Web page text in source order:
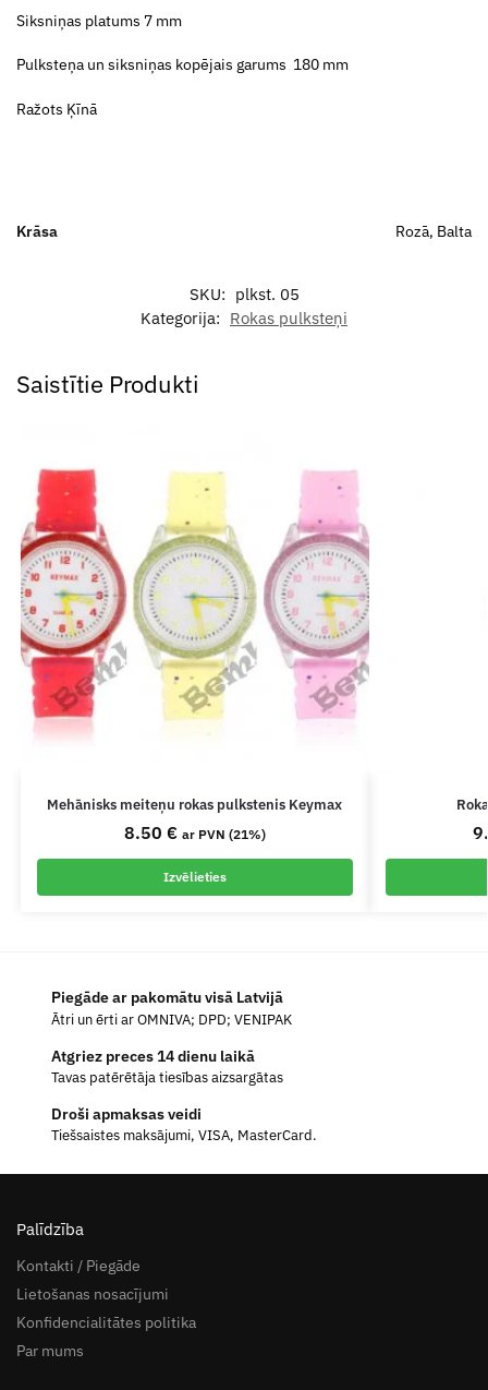
Siksniņas platums 7 mm
Pulksteņa un siksniņas kopējais garums 180 mm
Ražots Ķīnā
Krāsa Rozā, Balta
SKU: plkst. 05
Kategorija: Rokas pulksteņi
Saistītie Produkti
Mehānisks meiteņu rokas pulkstenis Keymax
8.50 € ar PVN (21%)
Izvēlieties
Piegāde ar pakomātu visā Latvijā
Ātri un ērti ar OMNIVA; DPD; VENIPAK
Atgriez preces 14 dienu laikā
Tavas patērētāja tiesības aizsargātas
Droši apmaksas veidi
Tiešsaistes maksājumi, VISA, MasterCard.
Palīdzība
Kontakti / Piegāde
Lietošanas nosacījumi
Konfidencialitātes politika
Par mums